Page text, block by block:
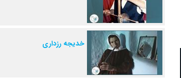
خدیجه رزداری